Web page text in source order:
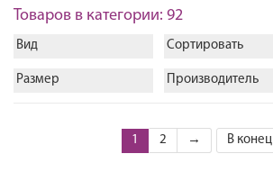
Товаров в категории: 92
Вид Сортировать
Размер Производитель
1 2 → В конец